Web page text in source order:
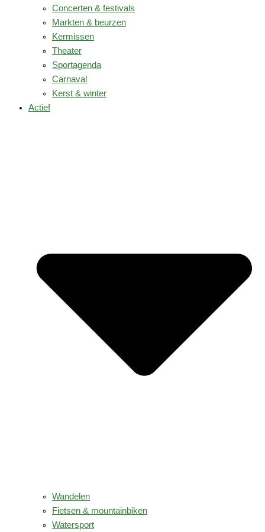
Concerten & festivals
Markten & beurzen
Kermissen
Theater
Sportagenda
Carnaval
Kerst & winter
Actief
Wandelen
Fietsen & mountainbiken
Watersport